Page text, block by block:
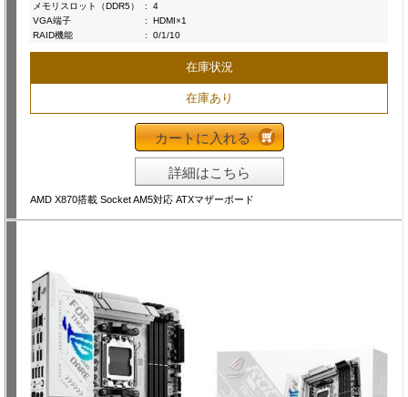
メモリスロット（DDR5）
:
4
VGA端子
:
HDMI×1
RAID機能
: 0/1/10
在庫状況
在庫あり
カートに入れる
詳細はこちら
AMD X870搭載 Socket AM5対応 ATXマザーボード